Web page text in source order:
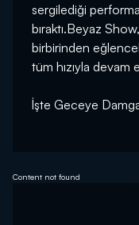
sergilediği
bıraktı.Beyaz
birbirinden
tüm hızıyla devam
İşte Geceye
Content not found